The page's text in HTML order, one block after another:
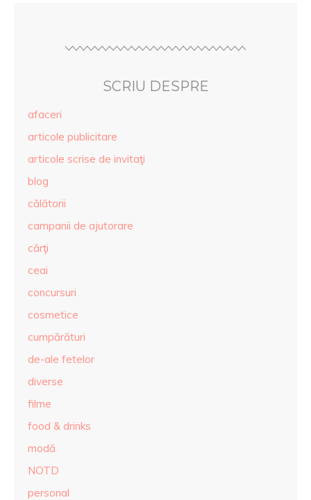
SCRIU DESPRE
afaceri
articole publicitare
articole scrise de invitaţi
blog
călătorii
campanii de ajutorare
cărţi
ceai
concursuri
cosmetice
cumpărături
de-ale fetelor
diverse
filme
food & drinks
modă
NOTD
personal